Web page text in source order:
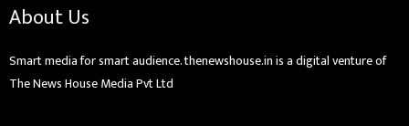
About Us
Smart media for smart audience. thenewshouse.in is a digital venture of
The News House Media Pvt Ltd